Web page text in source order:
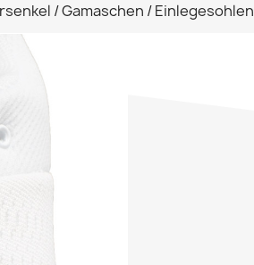
/ Gamaschen / Einlegesohlen